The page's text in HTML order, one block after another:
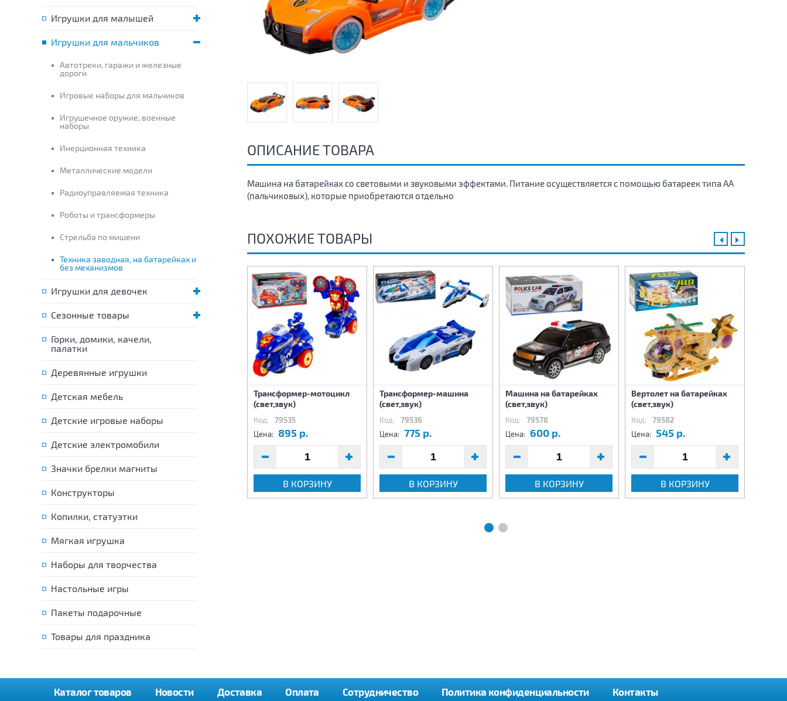
Игрушки для малышей
Игрушки для мальчиков
Автотреки, гаражи и железные
дороги
Игровые наборы для мальчиков
Игрушечное оружие, военные
наборы
Инерционная техника
Металлические модели
Радиоуправляемая техника
Роботы и трансформеры
Стрельба по мишени
Техника заводная, на батарейках и
без механизмов
Игрушки для девочек
Сезонные товары
Горки, домики, качели,
палатки
Деревянные игрушки
Детская мебель
Детские игровые наборы
Детские электромобили
Значки брелки магниты
Конструкторы
Копилки, статуэтки
Мягкая игрушка
Наборы для творчества
Настольные игры
Пакеты подарочные
Товары для праздника
ОПИСАНИЕ ТОВАРА
Машина на батарейках со световыми и звуковыми эффектами. Питание осуществляется с помощью батареек типа АА
(пальчиковых), которые приобретаются отдельно
ПОХОЖИЕ ТОВАРЫ
Машина на батарейках
79675 Код: 79745
Трансформер-мотоцикл
(свет,звук)
Код: 79535
Цена: 895 р.
В КОРЗИНУ
Трансформер-машина
(свет,звук)
Код: 79536
Цена: 775 р.
В КОРЗИНУ
Машина на батарейках
(свет,звук)
Код: 79578
Цена: 600 р.
В КОРЗИНУ
Вертолет на батарейках
(свет,звук)
Код: 79582
Цена: 545 р.
В КОРЗИНУ
Каталог товаров Новости Доставка Оплата Сотрудничество Политика конфиденциальности Контакты